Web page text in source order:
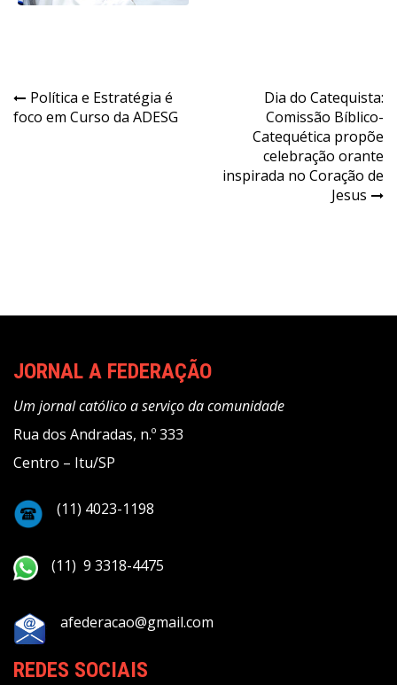
Navegação
de
Política e Estratégia é
foco em Curso da ADESG
Dia do Catequista:
Comissão Bíblico-
Catequética propõe
celebração orante
inspirada no Coração de
Jesus
JORNAL A FEDERAÇÃO
Um jornal católico a serviço da comunidade
Rua dos Andradas, n.º 333
Centro – Itu/SP
(11) 4023-1198
(11) 9 3318-4475
afederacao@gmail.com
REDES SOCIAIS